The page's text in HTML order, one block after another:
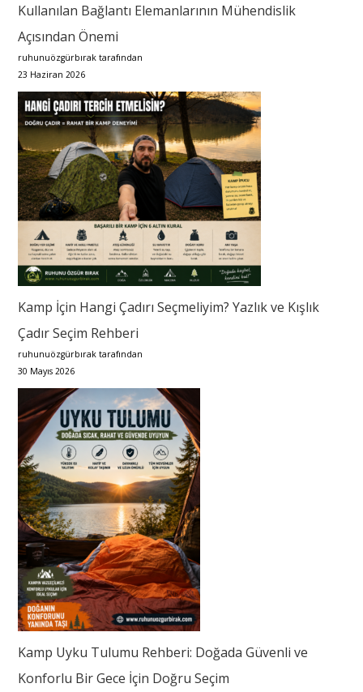
Kullanılan Bağlantı Elemanlarının Mühendislik
Açısından Önemi
ruhunuözgürbırak tarafından
23 Haziran 2026
Kamp İçin Hangi Çadırı Seçmeliyim? Yazlık ve Kışlık
Çadır Seçim Rehberi
ruhunuözgürbırak tarafından
30 Mayıs 2026
Kamp Uyku Tulumu Rehberi: Doğada Güvenli ve
Konforlu Bir Gece İçin Doğru Seçim